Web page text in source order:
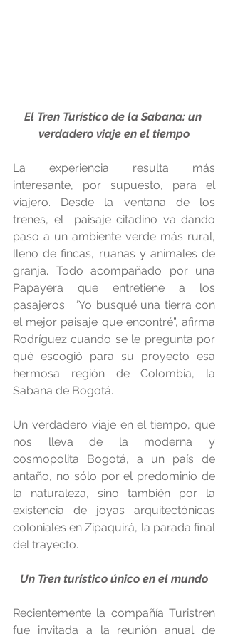
El Tren Turístico de la Sabana: un
verdadero viaje en el tiempo
La experiencia resulta más
interesante, por supuesto, para el
viajero. Desde la ventana de los
trenes, el  paisaje citadino va dando
paso a un ambiente verde más rural,
lleno de fincas, ruanas y animales de
granja. Todo acompañado por una
Papayera que entretiene a los
pasajeros.  “Yo busqué una tierra con
el mejor paisaje que encontré”, afirma
Rodríguez cuando se le pregunta por
qué escogió para su proyecto esa
hermosa región de Colombia, la
Sabana de Bogotá.
Un verdadero viaje en el tiempo, que
nos lleva de la moderna y
cosmopolita Bogotá, a un país de
antaño, no sólo por el predominio de
la naturaleza, sino también por la
existencia de joyas arquitectónicas
coloniales en Zipaquirá, la parada final
del trayecto.
Un Tren turístico único en el mundo
Recientemente la compañía Turistren